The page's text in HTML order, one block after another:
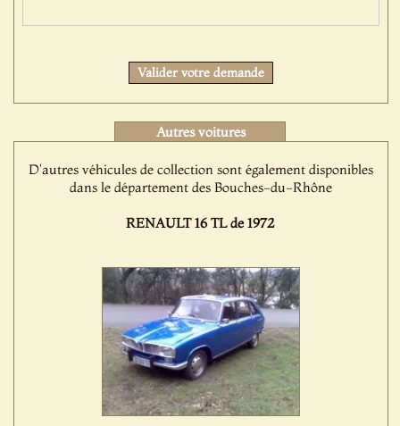
Valider votre demande
Autres voitures
D'autres véhicules de collection sont également disponibles
dans le département des Bouches-du-Rhône
RENAULT 16 TL de 1972